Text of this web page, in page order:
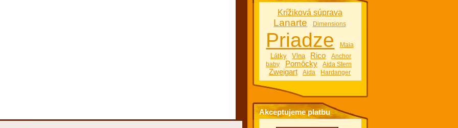
Krížiková súprava
Lanarte Dimensions
Priadze Maia
Látky Vlna Rico
Anchor
baby
Pomôcky Aida Stern
Zweigart Aida Hardanger
Akceptujeme platbu